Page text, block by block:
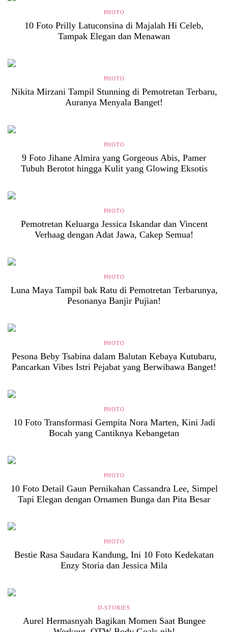
PHOTO
10 Foto Prilly Latuconsina di Majalah Hi Celeb,
Tampak Elegan dan Menawan
PHOTO
Nikita Mirzani Tampil Stunning di Pemotretan Terbaru,
Auranya Menyala Banget!
PHOTO
9 Foto Jihane Almira yang Gorgeous Abis, Pamer
Tubuh Berotot hingga Kulit yang Glowing Eksotis
PHOTO
Pemotretan Keluarga Jessica Iskandar dan Vincent
Verhaag dengan Adat Jawa, Cakep Semua!
PHOTO
Luna Maya Tampil bak Ratu di Pemotretan Terbarunya,
Pesonanya Banjir Pujian!
PHOTO
Pesona Beby Tsabina dalam Balutan Kebaya Kutubaru,
Pancarkan Vibes Istri Pejabat yang Berwibawa Banget!
PHOTO
10 Foto Transformasi Gempita Nora Marten, Kini Jadi
Bocah yang Cantiknya Kebangetan
PHOTO
10 Foto Detail Gaun Pernikahan Cassandra Lee, Simpel
Tapi Elegan dengan Ornamen Bunga dan Pita Besar
PHOTO
Bestie Rasa Saudara Kandung, Ini 10 Foto Kedekatan
Enzy Storia dan Jessica Mila
D-STORIES
Aurel Hermasnyah Bagikan Momen Saat Bungee